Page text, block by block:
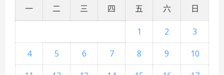
一 二 三 四 五 六 日
1 2
3
4
5 6 7 8 9
10